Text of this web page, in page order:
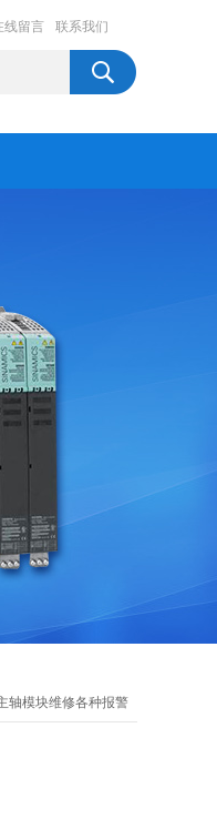
线留言 联系我们
轴模块维修各种报警